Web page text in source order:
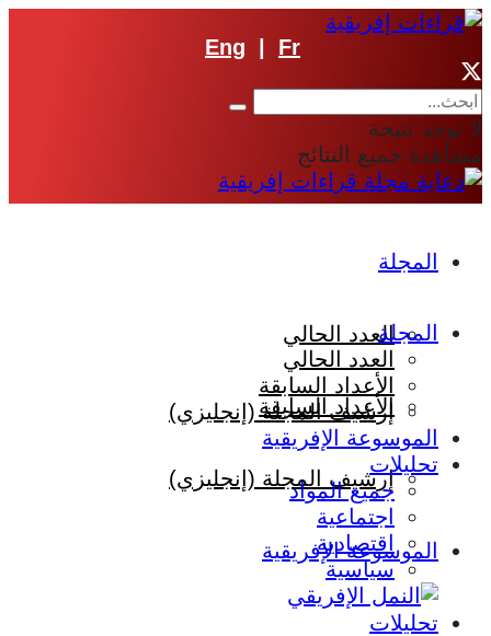
Eng Fr
لا توجد نتيجة
مشاهدة جميع النتائج
المجلة
العدد الحالي
الأعداد السابقة
إرشيف المجلة (إنجليزي)
الموسوعة الإفريقية
تحليلات
المجلة
العدد الحالي
الأعداد السابقة
إرشيف المجلة (إنجليزي)
الموسوعة الإفريقية
تحليلات
جميع المواد
اجتماعية
اقتصادية
سياسية